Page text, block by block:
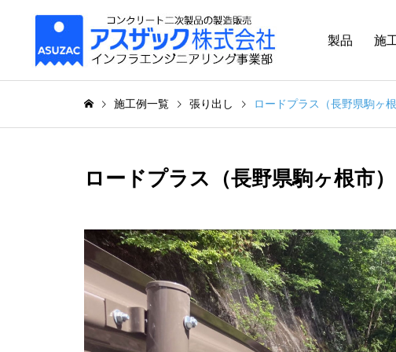
製品 施
施工例一覧 張り出し ロードプラス（長野県駒ヶ
ロードプラス（長野県駒ヶ根市